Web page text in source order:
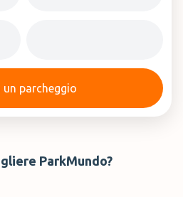
un parcheggio
ParkMundo?